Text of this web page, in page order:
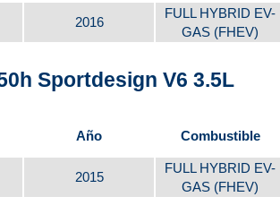
2016
FULL HYBRID EV-
GAS (FHEV)
Sportdesign V6 3.5L
Año Combustible
2015
FULL HYBRID EV-
GAS (FHEV)